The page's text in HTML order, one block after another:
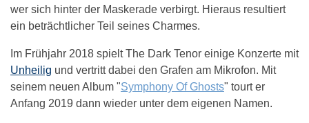
wer sich hinter der Maskerade verbirgt. Hieraus resultiert
ein beträchtlicher Teil seines Charmes.
Im Frühjahr 2018 spielt The Dark Tenor einige Konzerte mit
Unheilig und vertritt dabei den Grafen am Mikrofon. Mit
seinem neuen Album "Symphony Of Ghosts" tourt er
Anfang 2019 dann wieder unter dem eigenen Namen.